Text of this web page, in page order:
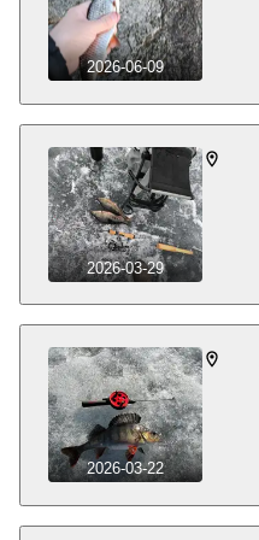
2026-06-09
2026-03-29
2026-03-22